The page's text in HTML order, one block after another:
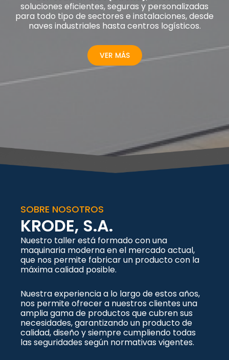
soluciones eficientes, seguras y personalizadas
para todo tipo de sectores e instalaciones, desde
naves industriales hasta centros logísticos.
VER MÁS
SOBRE NOSOTROS
KRODE, S.A.
Nuestro taller está formado con una
maquinaria moderna en el mercado actual,
que nos permite fabricar un producto con la
máxima calidad posible.
Nuestra experiencia a lo largo de estos años,
nos permite ofrecer a nuestros clientes una
amplia gama de productos que cubren sus
necesidades, garantizando un producto de
calidad, diseño y siempre cumpliendo todas
las seguridades según normativas vigentes.